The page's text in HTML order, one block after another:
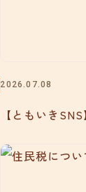
2026.07.08
【ともいき